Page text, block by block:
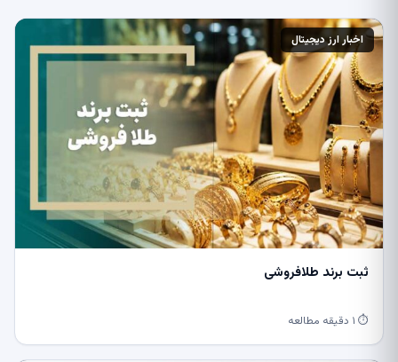
اخبار ارز دیجیتال
ثبت برند طلافروشی
⏱ ۱ دقیقه مطالعه